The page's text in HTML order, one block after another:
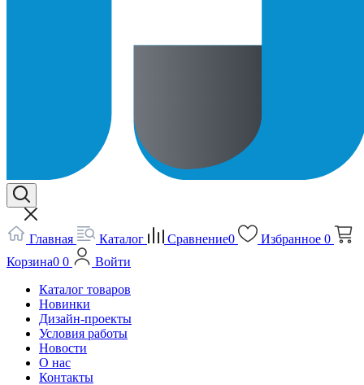
Главная Каталог Сравнение0 Избранное 0
Корзина0 0
Войти
Каталог товаров
Новинки
Дизайн-проекты
Условия работы
Новости
О нас
Контакты